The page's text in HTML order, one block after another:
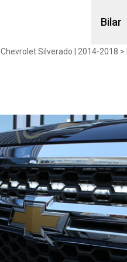
Bilar
Chevrolet Silverado | 2014-2018 >